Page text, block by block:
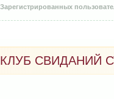
КЛУБ СВИДАНИЙ